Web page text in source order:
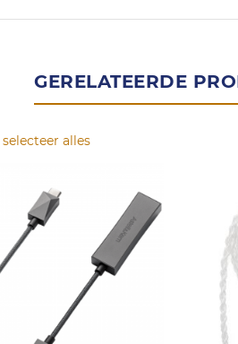
GERELATEERDE
selecteer alles